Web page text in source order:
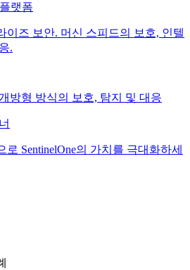
랫폼
이즈 보안. 머신 스피드의 보호, 인텔
.
방형 방식의 보호, 탐지 및 대응
로 SentinelOne의 가치를 극대화하세